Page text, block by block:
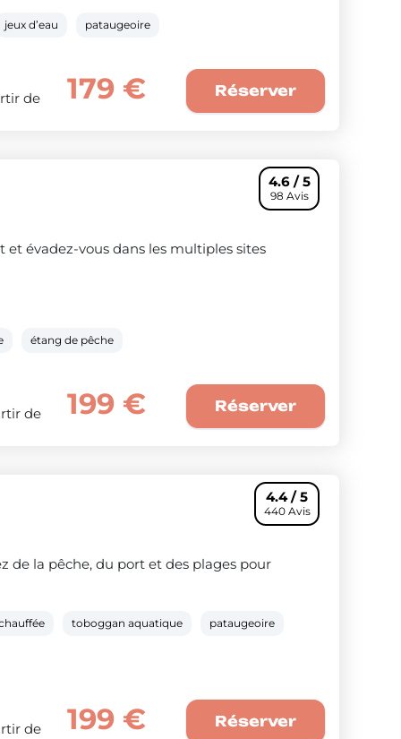
jeux d’eau pataugeoire
de 179 € Réserver
4.6 / 5
98 Avis
évadez-vous dans les multiples sites
étang de pêche
de 199 € Réserver
4.4 / 5
440 Avis
de la pêche, du port et des plages pour
toboggan aquatique pataugeoire
de 199 € Réserver